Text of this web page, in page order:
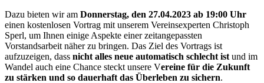
Dazu bieten wir am Donnerstag, den 27.04.2023 ab 19:00 Uhr
einen kostenlosen Vortrag mit unserem Vereinsexperten Christoph
Sperl, um Ihnen einige Aspekte einer zeitangepassten
Vorstandsarbeit näher zu bringen. Das Ziel des Vortrags ist
aufzuzeigen, dass nicht alles neue automatisch schlecht ist und im
Wandel auch eine Chance steckt unsere Vereine für die Zukunft
zu stärken und so dauerhaft das Überleben zu sichern.